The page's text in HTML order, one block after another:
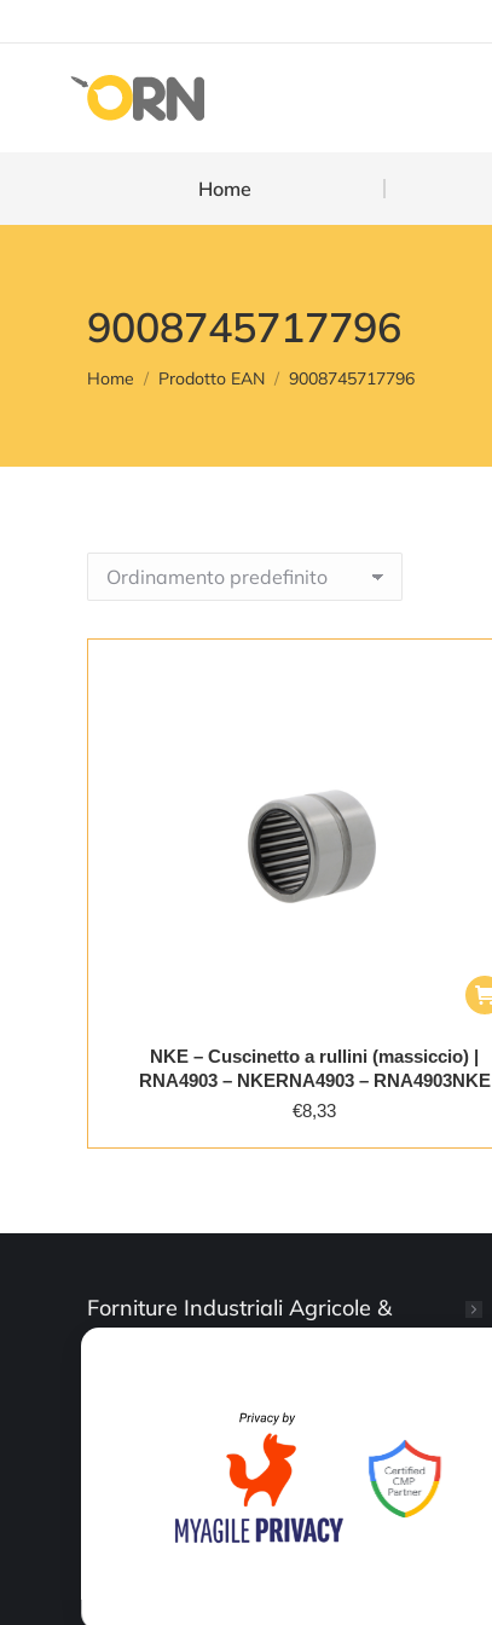
Home
9008745717796
You are here:
Home Prodotto EAN 9008745717796
NKE – Cuscinetto a rullini (massiccio) |
RNA4903 – NKERNA4903 – RNA4903NKE
€8,33
Forniture Industriali Agricole &
Artigianali